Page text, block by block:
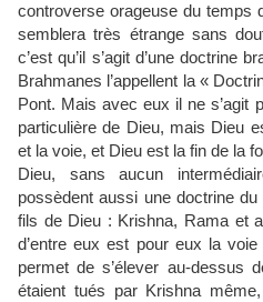
controverse orageuse du temps
semblera très étrange sans
c’est qu’il s’agit d’une doctrine
Brahmanes l’appellent la «
Pont. Mais avec eux il ne s’agit
particulière de Dieu, mais Dieu
et la voie, et Dieu est la fin de la
Dieu, sans aucun
possèdent aussi une doctrine
fils de Dieu : Krishna, Rama et
d’entre eux est pour eux la
permet de s’élever au-dessus
étaient tués par Krishna